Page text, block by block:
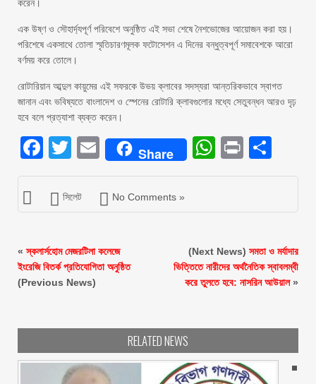
করেন।
এক উষ্ণ ও সৌহার্দ্যপূর্ণ পরিবেশে অনুষ্ঠিত এই সভা শেষে নৈশভোজের আয়োজন করা হয়।
পরিশেষে একসাথে তোলা স্মৃতিচারণমূলক ফটোসেশন এ দিনের বন্ধুত্বপূর্ণ সমাবেশকে আরো
বর্ণময় করে তোলে।
রোটারিয়ান আব্দুল কায়ুমের এই সফরকে উভয় ক্লাবের সদস্যরা আন্তরিকভাবে স্বাগত
জানান এবং ভবিষ্যতে বাংলাদেশ ও স্পেনের রোটারি ক্লাবগুলোর মধ্যে সেতুবন্ধন আরও দৃঢ়
হবে বলে প্রত্যাশা ব্যক্ত করেন।
Facebook
Twitter
EmailShare Print
সিলেট No Comments »
«স্কলার্সহোম মেজরটিলা কলেজে
ইংরেজি বিতর্ক প্রতিযোগিতা অনুষ্ঠিত
(Previous News)
(Next News) সমতা ও মর্যাদার
ভিত্তিতে নারীদের অর্থনৈতিক স্বাবলম্বী
করে তুলতে হবে: নাসরিন আউয়াল»
RELATED NEWS